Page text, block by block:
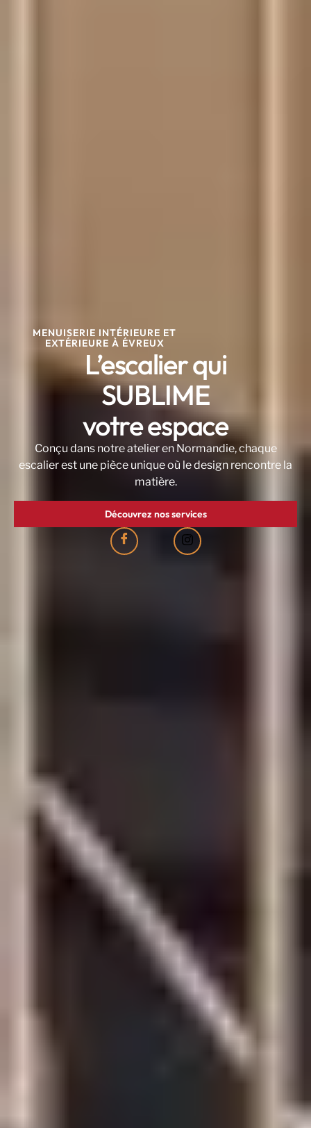
MENUISERIE INTÉRIEURE ET
EXTÉRIEURE À ÉVREUX
L’escalier qui
SUBLIME
votre espace
Conçu dans notre atelier en Normandie, chaque
escalier est une pièce unique où le design rencontre la
matière.
Découvrez nos services